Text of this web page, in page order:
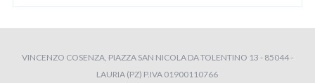
VINCENZO COSENZA, PIAZZA SAN NICOLA DA TOLENTINO 13 - 85044 -
LAURIA (PZ) P.IVA 01900110766